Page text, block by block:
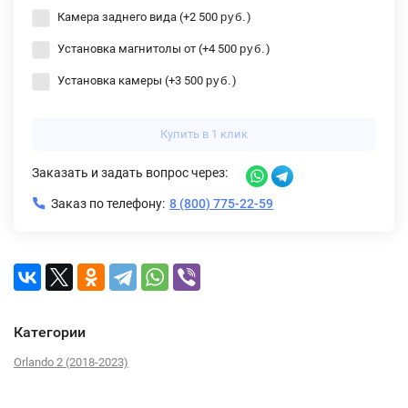
Камера заднего вида (+2 500 руб. )
Установка магнитолы от (+4 500 руб. )
Установка камеры (+3 500 руб. )
Купить в 1 клик
Заказать и задать вопрос через:
Заказ по телефону: 8 (800) 775-22-59
Категории
Orlando 2 (2018-2023)